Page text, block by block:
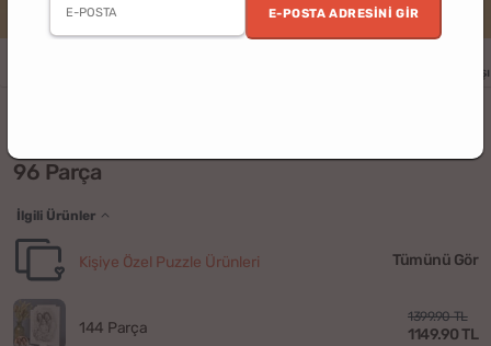
E-POSTA ADRESINI GIR
Yılbaşı
96 Parça
İlgili Ürünler
Kişiye Özel Puzzle Ürünleri Tümünü Gör
144 Parça
1399.90 TL
1149.90 TL